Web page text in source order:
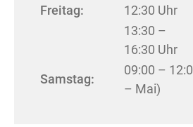
Freitag:
12:30 Uhr
13:30 –
16:30 Uhr
Samstag:
09:00 –
– Mai)